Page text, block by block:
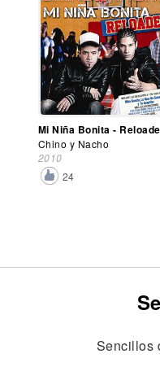
Mi Niña Bonita -
Chino y Nacho
2010
24
Sencillos